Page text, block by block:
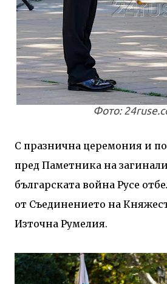
Фото:
С празнична церемония и
пред Паметника на
българската война Русе
от Съединението на
Източна Румелия.